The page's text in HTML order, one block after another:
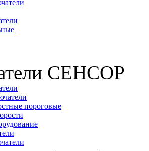
СЕНСОР
пороговые